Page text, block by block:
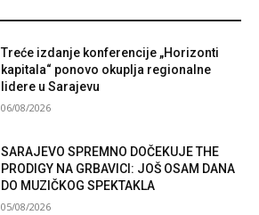
Treće izdanje konferencije „Horizonti
kapitala“ ponovo okuplja regionalne
lidere u Sarajevu
06/08/2026
SARAJEVO SPREMNO DOČEKUJE THE
PRODIGY NA GRBAVICI: JOŠ OSAM DANA
DO MUZIČKOG SPEKTAKLA
05/08/2026